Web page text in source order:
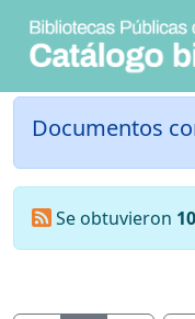
Documentos
Se obtuvieron 10